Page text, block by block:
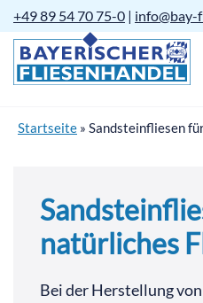
+49 89 54 70 75-0 | info@bay-
Startseite » Sandsteinfliesen
natürliches
Bei der Herstellung